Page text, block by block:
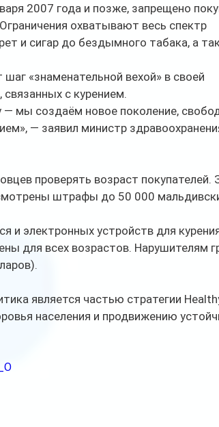
2007 года и позже, запрещено
охватывают весь спектр
и сигар до бездымного табака, а
«знаменательной вехой» в своей
с курением.
— мы создаём новое поколение,
— заявил министр
проверять возраст покупателей.
штрафы до 50 000
и электронных устройств для
для всех возрастов. Нарушителям
является частью стратегии
населения и продвижению